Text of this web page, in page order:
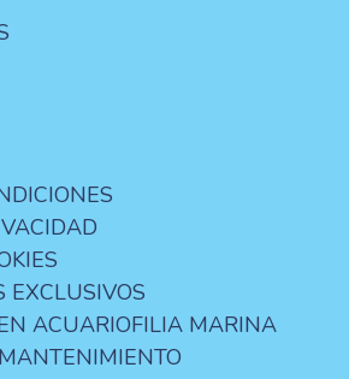
EXCLUSIVOS
ACUARIOFILIA MARINA